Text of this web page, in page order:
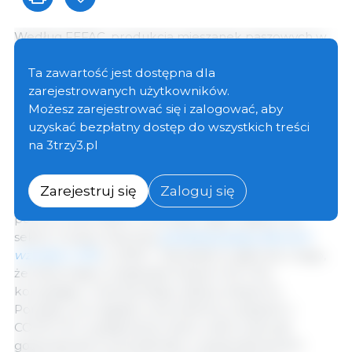
Według FEFAC, produkcja mieszanek paszowych w
gospodarskich w 2020 r. szacowana jest na 164,9 mln
t, co stanowi przyrost o 0,1% w porównaniu z 2019 r.
Podczas gdy pasze dla bydła i drobiu odnotowały
spadek (-0,2 % i -0,8%, odpowiednio) wszystkie
pozostałe sektory odnotowały wzrost produkcji w
Pomimo rozprzestrzeniania się afrykańskiego
pomoru świń (ASF) w Europie i jego wpływu na
sektor trzody chlewnej,
wzrosła o 1,3%
że kilka krajów zwiększyło eksport do Chin,
korzystając z niemieckiego zakazu eksportu.
Ponadto, ze względu na problemy związane z
COVID-19 z wydajnością rzeźni, wiele zwierząt
gospodarskich pozostawało w gospodarstwach
Ta zawartość jest dostępna dla
zarejestrowanych użytkowników.
Możesz zarejestrować się i zalogować, aby
uzyskać bezpłatny dostęp do wszystkich treści
na 3trzy3.pl
Zarejestruj się Zaloguj się